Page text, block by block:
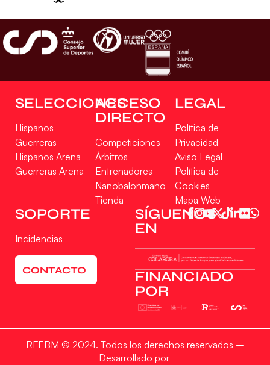
SELECCIONES
Hispanos
Guerreras
Hispanos Arena
Guerreras Arena
ACCESO
DIRECTO
Competiciones
Árbitros
Entrenadores
Nanobalonmano
Tienda
LEGAL
Política de
Privacidad
Aviso Legal
Política de
Cookies
Mapa Web
SOPORTE
Incidencias
CONTACTO
SÍGUENOS
EN
FINANCIADO
POR
RFEBM © 2024. Todos los derechos reservados –
Desarrollado por